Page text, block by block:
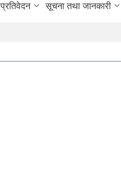
प्रतिवेदन सूचना तथा जानकारी